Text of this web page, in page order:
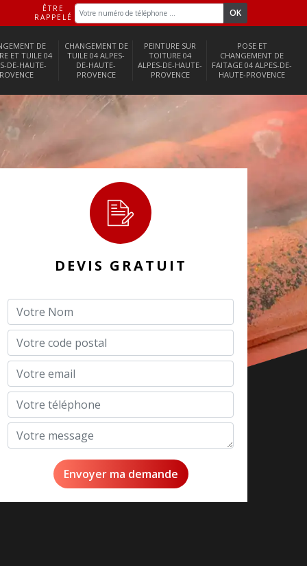
ÊTRE
RAPPELÉ
DE
ET TUILE 04
DE-HAUTE-
CHANGEMENT DE
TUILE 04 ALPES-
DE-HAUTE-
PROVENCE
PEINTURE SUR
TOITURE 04
ALPES-DE-HAUTE-
PROVENCE
POSE ET
CHANGEMENT DE
FAITAGE 04 ALPES-DE-
HAUTE-PROVENCE
DEVIS GRATUIT